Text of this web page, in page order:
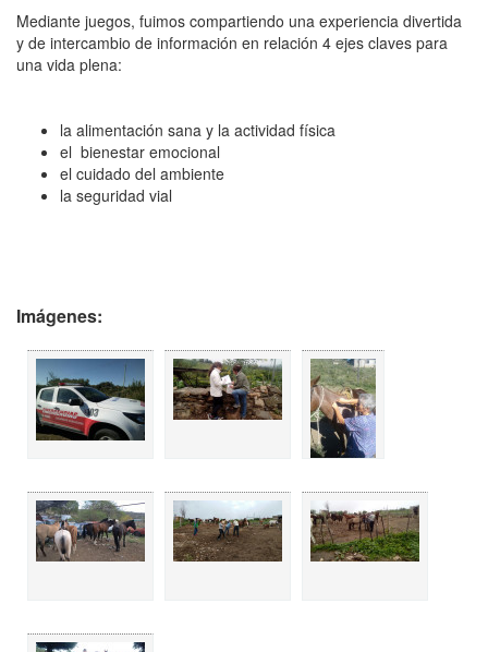
Mediante juegos, fuimos compartiendo una experiencia divertida
y de intercambio de información en relación 4 ejes claves para
una vida plena:
la alimentación sana y la actividad física
el bienestar emocional
el cuidado del ambiente
la seguridad vial
Imágenes: